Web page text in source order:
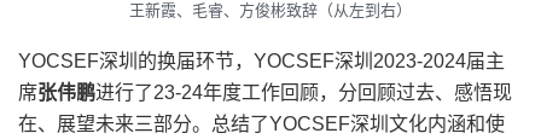
王新霞、毛睿、方俊彬致辞（从左到右）
YOCSEF深圳的换届环节，YOCSEF深圳2023-2024届主
席张伟鹏进行了23-24年度工作回顾，分回顾过去、感悟现
在、展望未来三部分。总结了YOCSEF深圳文化内涵和使